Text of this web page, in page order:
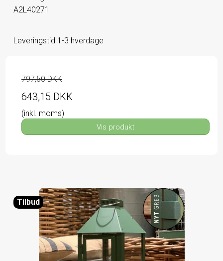
A2L40271
Leveringstid 1-3 hverdage
797,50 DKK
643,15 DKK
(inkl. moms)
Vis produkt
Tilbud